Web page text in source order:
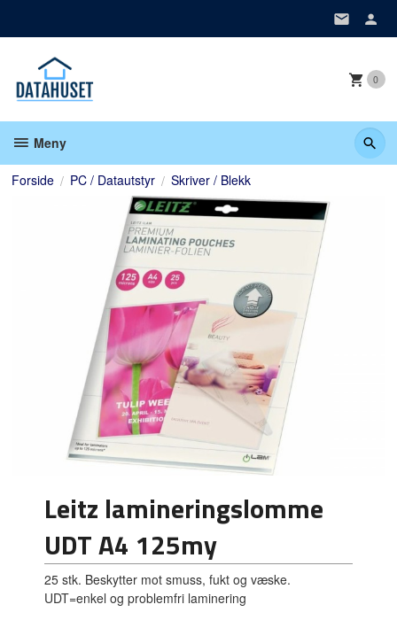
0
Meny
Forside PC / Datautstyr Skriver / Blekk
Leitz lamineringslomme
UDT A4 125my
25 stk. Beskytter mot smuss, fukt og væske.
UDT=enkel og problemfri laminering